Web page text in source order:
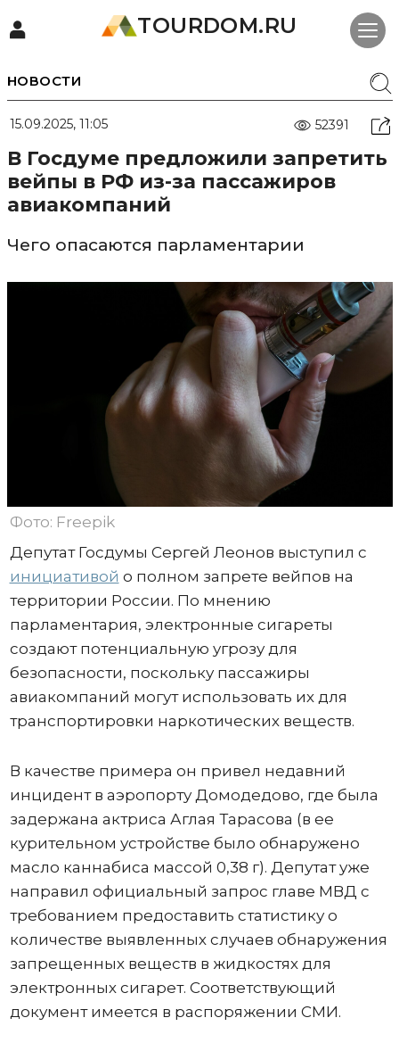
TOURDOM.RU
НОВОСТИ
15.09.2025, 11:05 52391
В Госдуме предложили запретить
вейпы в РФ из-за пассажиров
авиакомпаний
Чего опасаются парламентарии
Фото: Freepik
Депутат Госдумы Сергей Леонов выступил с
инициативой о полном запрете вейпов на
территории России. По мнению
парламентария, электронные сигареты
создают потенциальную угрозу для
безопасности, поскольку пассажиры
авиакомпаний могут использовать их для
транспортировки наркотических веществ.
В качестве примера он привел недавний
инцидент в аэропорту Домодедово, где была
задержана актриса Аглая Тарасова (в ее
курительном устройстве было обнаружено
масло каннабиса массой 0,38 г). Депутат уже
направил официальный запрос главе МВД с
требованием предоставить статистику о
количестве выявленных случаев обнаружения
запрещенных веществ в жидкостях для
электронных сигарет. Соответствующий
документ имеется в распоряжении СМИ.